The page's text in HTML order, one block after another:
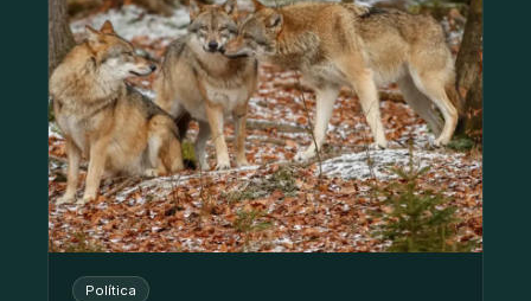
Política